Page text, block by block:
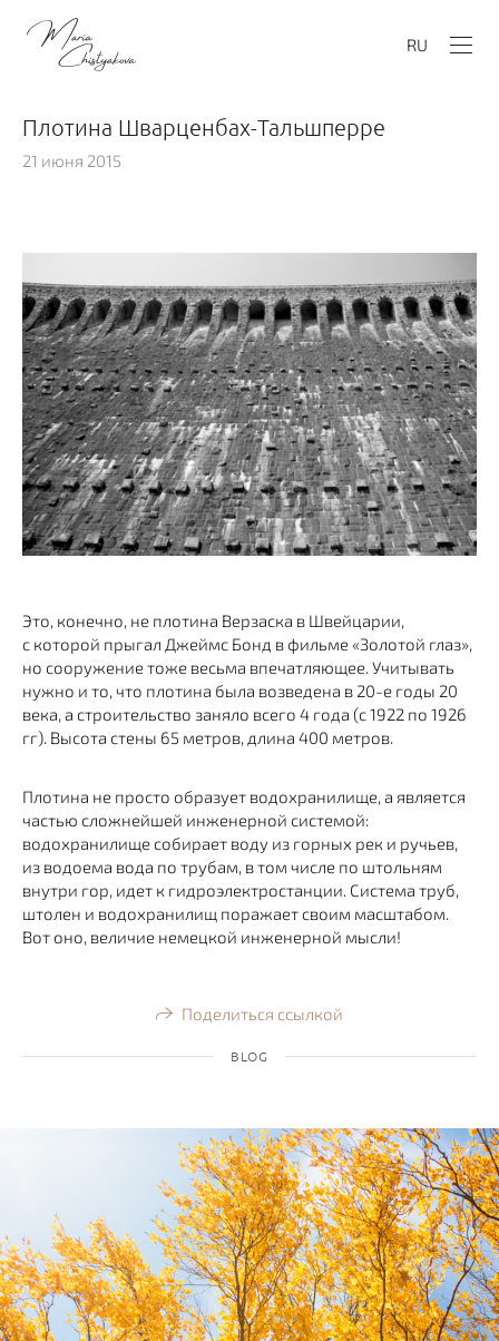
RU
Плотина Шварценбах-Тальшперре
21 июня 2015
Это, конечно, не плотина Верзаска в Швейцарии,
с которой прыгал Джеймс Бонд в фильме «Золотой глаз»,
но сооружение тоже весьма впечатляющее. Учитывать
нужно и то, что плотина была возведена в 20-е годы 20
века, а строительство заняло всего 4 года (с 1922 по 1926
гг). Высота стены 65 метров, длина 400 метров.
Плотина не просто образует водохранилище, а является
частью сложнейшей инженерной системой:
водохранилище собирает воду из горных рек и ручьев,
из водоема вода по трубам, в том числе по штольням
внутри гор, идет к гидроэлектростанции. Система труб,
штолен и водохранилищ поражает своим масштабом.
Вот оно, величие немецкой инженерной мысли!
Поделиться ссылкой
BLOG